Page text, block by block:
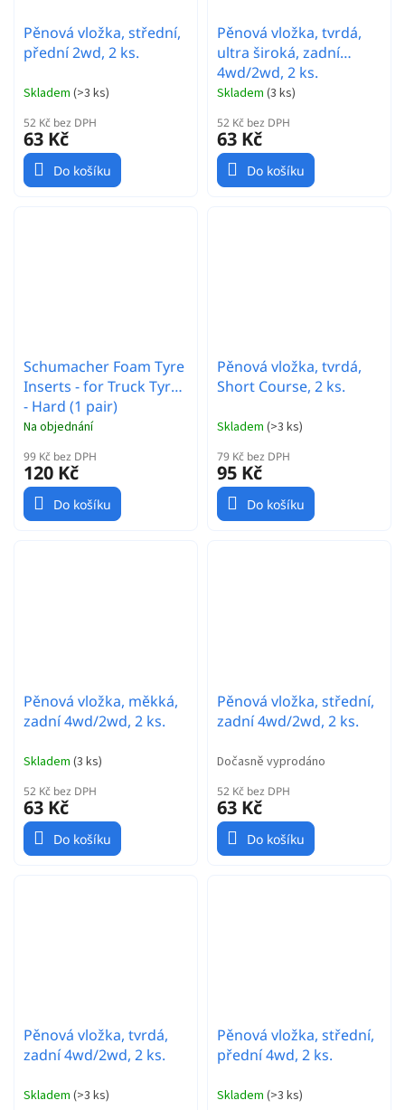
Pěnová vložka, střední,
přední 2wd, 2 ks.
Skladem (>3 ks)
52 Kč bez DPH
63 Kč
Do košíku
Pěnová vložka, tvrdá,
ultra široká, zadní
4wd/2wd, 2 ks.
Skladem (3 ks)
52 Kč bez DPH
63 Kč
Do košíku
Schumacher Foam Tyre
Inserts - for Truck Tyres
- Hard (1 pair)
Na objednání
99 Kč bez DPH
120 Kč
Do košíku
Pěnová vložka, tvrdá,
Short Course, 2 ks.
Skladem (>3 ks)
79 Kč bez DPH
95 Kč
Do košíku
Pěnová vložka, měkká,
zadní 4wd/2wd, 2 ks.
Skladem (3 ks)
52 Kč bez DPH
63 Kč
Do košíku
Pěnová vložka, střední,
zadní 4wd/2wd, 2 ks.
Dočasně vyprodáno
52 Kč bez DPH
63 Kč
Do košíku
Pěnová vložka, tvrdá,
zadní 4wd/2wd, 2 ks.
Skladem (>3 ks)
Pěnová vložka, střední,
přední 4wd, 2 ks.
Skladem (>3 ks)